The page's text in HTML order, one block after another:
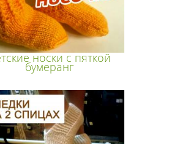
носки с пяткой
бумеранг